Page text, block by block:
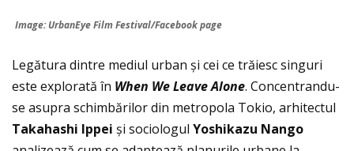
Image: UrbanEye Film Festival/Facebook page
Legătura dintre mediul urban și cei ce trăiesc singuri
este explorată în When We Leave Alone. Concentrandu-
se asupra schimbărilor din metropola Tokio, arhitectul
Takahashi Ippei și sociologul Yoshikazu Nango